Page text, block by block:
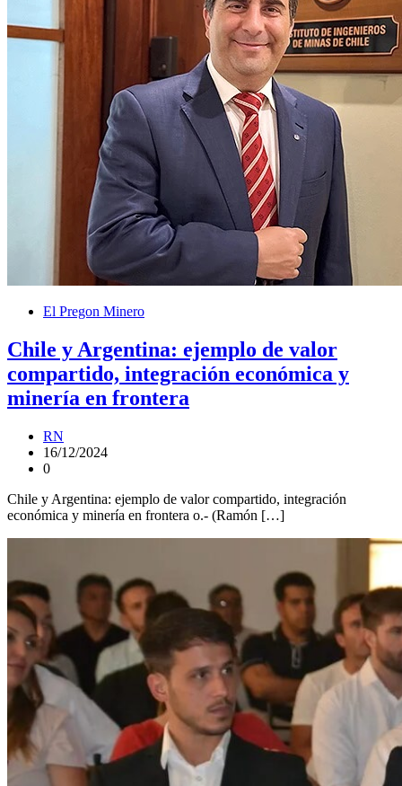
El Pregon Minero
Chile y Argentina: ejemplo de valor
compartido, integración económica y
minería en frontera
RN
16/12/2024
0
Chile y Argentina: ejemplo de valor compartido, integración
económica y minería en frontera o.- (Ramón […]